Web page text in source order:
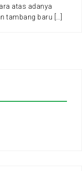
atas adanya
tambang baru […]